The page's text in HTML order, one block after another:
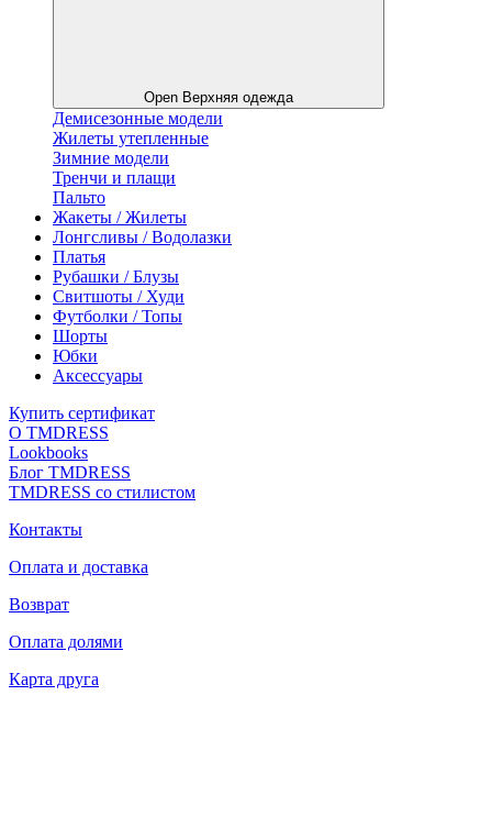
Open Верхняя одежда
Демисезонные модели
Жилеты утепленные
Зимние модели
Тренчи и плащи
Пальто
Жакеты / Жилеты
Лонгсливы / Водолазки
Платья
Рубашки / Блузы
Свитшоты / Худи
Футболки / Топы
Шорты
Юбки
Аксессуары
Купить сертификат
О TMDRESS
Lookbooks
Блог TMDRESS
TMDRESS со стилистом
Контакты
Оплата и доставка
Возврат
Оплата долями
Карта друга